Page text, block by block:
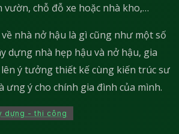
vườn, chỗ đỗ xe hoặc nhà kho,…
nhà nở hậu là gì cũng như một số
dựng nhà hẹp hậu và nở hậu, gia
ý tưởng thiết kế cùng kiến trúc sư
ưng ý cho chính gia đình của mình.
dựng - thi công